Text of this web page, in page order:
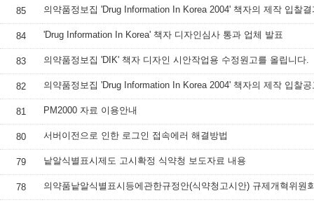
85 의약품정보집 'Drug Information In Korea 2004' 책자의 제작 입찰
84 'Drug Information In Korea' 책자 디자인심사 통과 업체 발표
83 의약품정보집 'DIK' 책자 디자인 시안작업용 수정원고를 올립니다.
82 의약품정보집 'Drug Information In Korea 2004' 책자의 제작 입찰공
81 PM2000 자료 이용안내
80 서버이전으로 인한 로그인 접속에러 해결방법
79 낱알식별표시제도 고시확정 식약청 보도자료 내용
78 의약품낱알식별표시등에관한규정안(식약청고시안) 규제개혁위원